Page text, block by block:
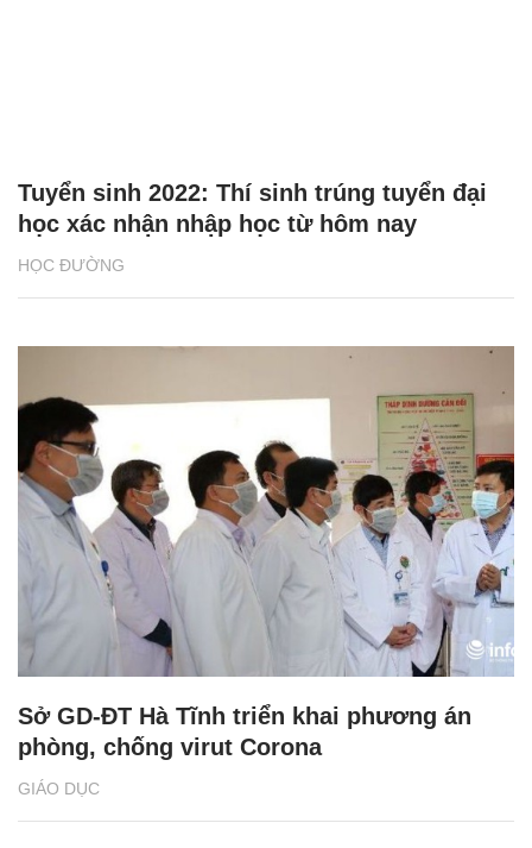
HỌC ĐƯỜNG
Tuyển sinh 2022: Thí sinh trúng tuyển đại
học xác nhận nhập học từ hôm nay
GIÁO DỤC
Sở GD-ĐT Hà Tĩnh triển khai phương án
phòng, chống virut Corona